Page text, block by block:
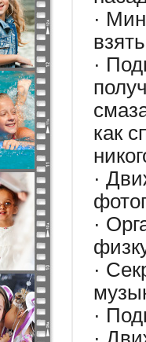
·
·
как
·
·
·
·